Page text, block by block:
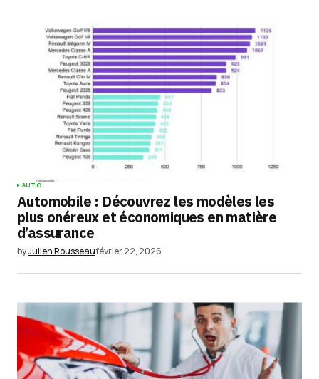
AUTO
Automobile : Découvrez les modèles les
plus onéreux et économiques en matière
d’assurance
byJulien Rousseaufévrier 22, 2026